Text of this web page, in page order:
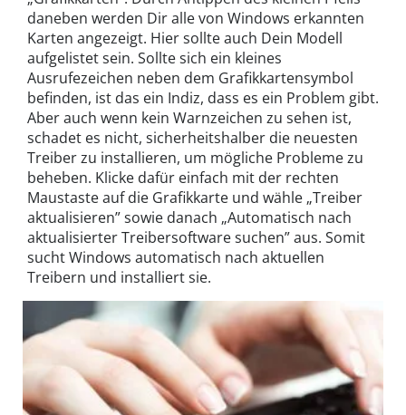
daneben werden Dir alle von Windows erkannten
Karten angezeigt. Hier sollte auch Dein Modell
aufgelistet sein. Sollte sich ein kleines
Ausrufezeichen neben dem Grafikkartensymbol
befinden, ist das ein Indiz, dass es ein Problem gibt.
Aber auch wenn kein Warnzeichen zu sehen ist,
schadet es nicht, sicherheitshalber die neuesten
Treiber zu installieren, um mögliche Probleme zu
beheben. Klicke dafür einfach mit der rechten
Maustaste auf die Grafikkarte und wähle „Treiber
aktualisieren” sowie danach „Automatisch nach
aktualisierter Treibersoftware suchen” aus. Somit
sucht Windows automatisch nach aktuellen
Treibern und installiert sie.